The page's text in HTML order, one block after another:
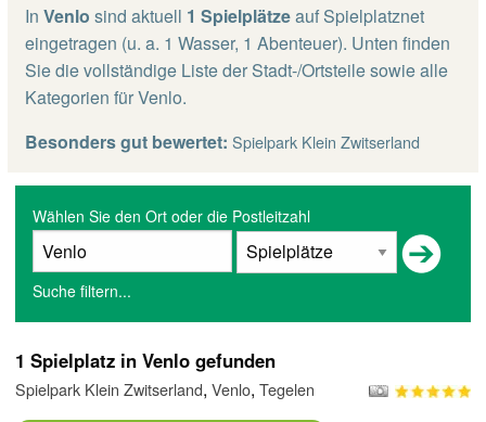
In Venlo sind aktuell 1 Spielplätzeauf Spielplatznet
eingetragen (u. a. 1 Wasser, 1 Abenteuer). Unten finden
Sie die vollständige Liste der Stadt-/Ortsteile sowie alle
Kategorien für Venlo.
Besonders gut bewertet: Spielpark Klein Zwitserland
Wählen Sie den Ort oder die Postleitzahl
Suche filtern...
1 Spielplatz in Venlo gefunden
Spielpark Klein Zwitserland, Venlo, Tegelen